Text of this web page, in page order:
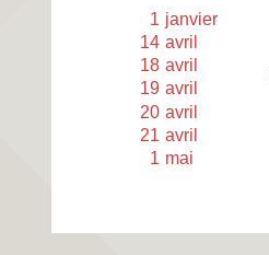
1 janvier
14 avril
18 avril
19 avril
20 avril
21 avril
1 mai